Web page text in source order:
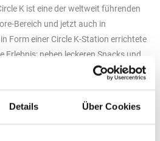
Details Über Cookies
K ist eine der weltweit führenden
Bereich und jetzt auch in
Form einer Circle K-Station errichtete
Erlebnis: neben leckeren Snacks und
Besucherinnen und Besucher auf